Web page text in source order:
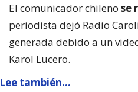
El comunicador chileno se
periodista dejó Radio
generada debido a un
Karol Lucero.
Lee también...